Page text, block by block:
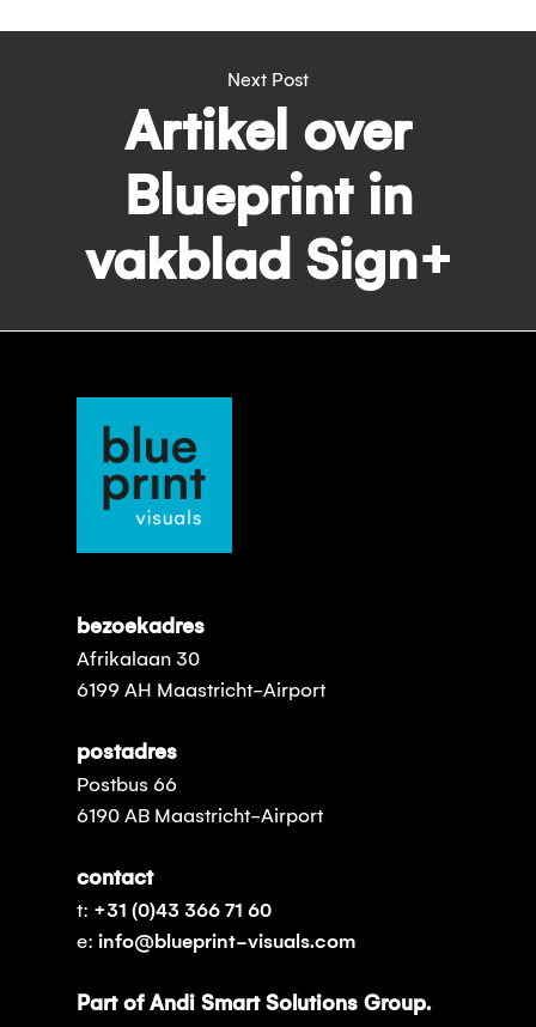
Next Post
Artikel over
Blueprint in
vakblad Sign+
bezoekadres
Afrikalaan 30
6199 AH Maastricht-Airport
postadres
Postbus 66
6190 AB Maastricht-Airport
contact
t: +31 (0)43 366 71 60
e: info@blueprint-visuals.com
Part of Andi Smart Solutions Group.